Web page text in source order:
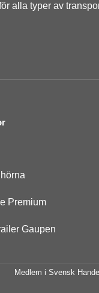
alla typer av
Premium
Gaupen
Medlem i Svensk